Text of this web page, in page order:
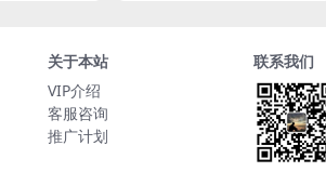
关于本站
VIP介绍
客服咨询
推广计划
联系我们